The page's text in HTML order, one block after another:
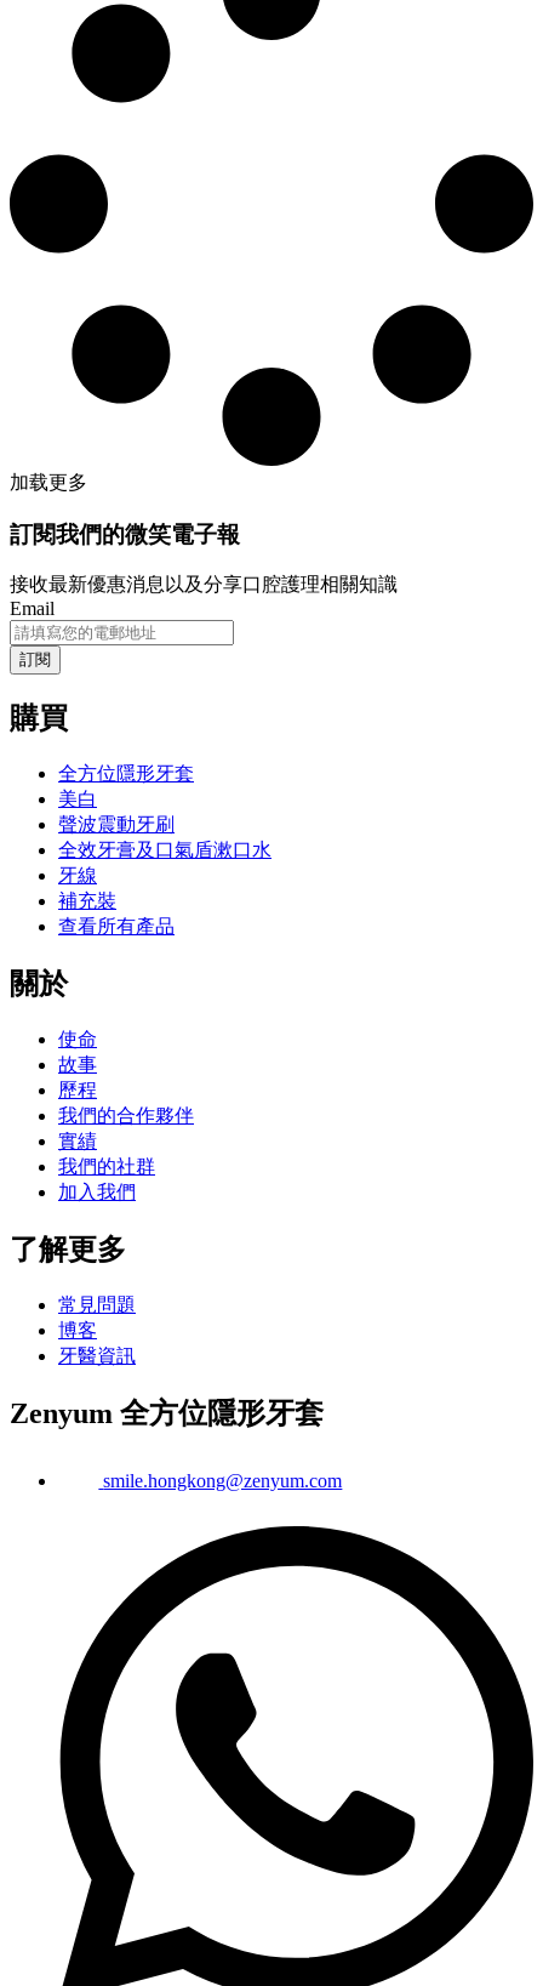
加载更多
訂閱我們的微笑電子報
接收最新優惠消息以及分享口腔護理相關知識
Email
購買
全方位隱形牙套
美白
聲波震動牙刷
全效牙膏及口氣盾漱口水
牙線
補充裝
查看所有產品
關於
使命
故事
歷程
我們的合作夥伴
實績
我們的社群
加入我們
了解更多
常見問題
博客
牙醫資訊
Zenyum 全方位隱形牙套
smile.hongkong@zenyum.com